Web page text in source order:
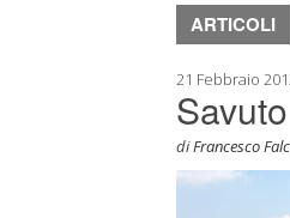
ARTICOLI
21 Febbraio
diFrancesco